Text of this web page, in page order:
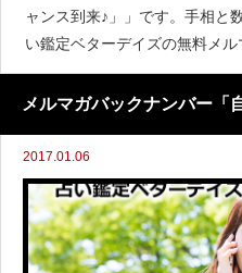
ャンス到来♪」」です。手相と
い鑑定ベターデイズの無料メ
メルマガバックナンバー「
2017.01.06